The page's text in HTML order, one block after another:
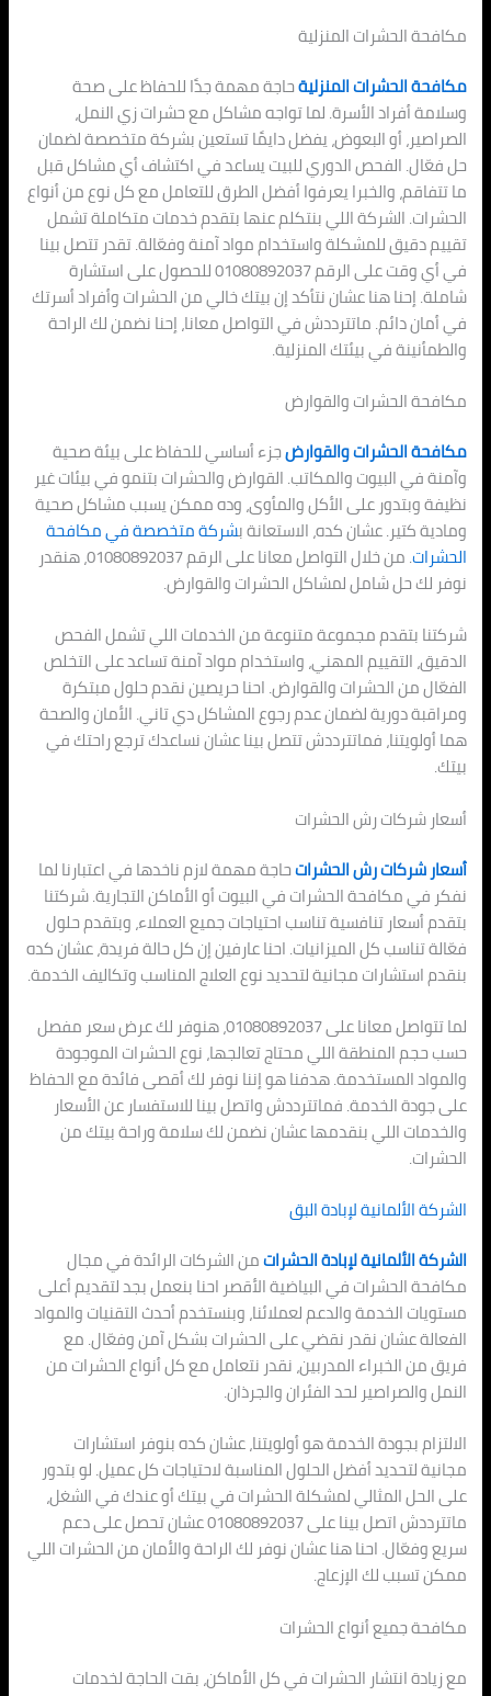
مكافحة الحشرات المنزلية
مكافحة الحشرات المنزليةحاجة مهمة جدًا للحفاظ على صحة
وسلامة أفراد الأسرة. لما تواجه مشاكل مع حشرات زي النمل،
الصراصير، أو البعوض، يفضل دايمًا تستعين بشركة متخصصة لضمان
حل فعّال. الفحص الدوري للبيت يساعد في اكتشاف أي مشاكل قبل
ما تتفاقم، والخبرا يعرفوا أفضل الطرق للتعامل مع كل نوع من أنواع
الحشرات. الشركة اللي بنتكلم عنها بتقدم خدمات متكاملة تشمل
تقييم دقيق للمشكلة واستخدام مواد آمنة وفعّالة. تقدر تتصل بينا
في أي وقت على الرقم 01080892037 للحصول على استشارة
شاملة. إحنا هنا عشان نتأكد إن بيتك خالي من الحشرات وأفراد أسرتك
في أمان دائم. ماتترددش في التواصل معانا، إحنا نضمن لك الراحة
والطمأنينة في بيئتك المنزلية.
مكافحة الحشرات والقوارض
مكافحة الحشرات والقوارضجزء أساسي للحفاظ على بيئة صحية
وآمنة في البيوت والمكاتب. القوارض والحشرات بتنمو في بيئات غير
نظيفة وبتدور على الأكل والمأوى، وده ممكن يسبب مشاكل صحية
ومادية كتير. عشان كده، الاستعانة بشركة متخصصة في مكافحة
الحشرات
. من خلال التواصل معانا على الرقم 01080892037، هنقدر
نوفر لك حل شامل لمشاكل الحشرات والقوارض.
شركتنا بتقدم مجموعة متنوعة من الخدمات اللي تشمل الفحص
الدقيق، التقييم المهني، واستخدام مواد آمنة تساعد على التخلص
الفعّال من الحشرات والقوارض. احنا حريصين نقدم حلول مبتكرة
ومراقبة دورية لضمان عدم رجوع المشاكل دي تاني. الأمان والصحة
هما أولويتنا، فماتترددش تتصل بينا عشان نساعدك ترجع راحتك في
بيتك.
أسعار شركات رش الحشرات
أسعار شركات رش الحشراتحاجة مهمة لازم ناخدها في اعتبارنا لما
نفكر في مكافحة الحشرات في البيوت أو الأماكن التجارية. شركتنا
بتقدم أسعار تنافسية تناسب احتياجات جميع العملاء، وبتقدم حلول
فعّالة تناسب كل الميزانيات. احنا عارفين إن كل حالة فريدة، عشان كده
بنقدم استشارات مجانية لتحديد نوع العلاج المناسب وتكاليف الخدمة.
لما تتواصل معانا على 01080892037، هنوفر لك عرض سعر مفصل
حسب حجم المنطقة اللي محتاج تعالجها، نوع الحشرات الموجودة
والمواد المستخدمة. هدفنا هو إننا نوفر لك أقصى فائدة مع الحفاظ
على جودة الخدمة. فماتترددش واتصل بينا للاستفسار عن الأسعار
والخدمات اللي بنقدمها عشان نضمن لك سلامة وراحة بيتك من
الحشرات.
الشركة الألمانية لإبادة البق
الشركة الألمانية لإبادة الحشراتمن الشركات الرائدة في مجال
مكافحة الحشرات في البياضية الأقصر احنا بنعمل بجد لتقديم أعلى
مستويات الخدمة والدعم لعملائنا، وبنستخدم أحدث التقنيات والمواد
الفعالة عشان نقدر نقضي على الحشرات بشكل آمن وفعّال. مع
فريق من الخبراء المدربين، نقدر نتعامل مع كل أنواع الحشرات من
النمل والصراصير لحد الفئران والجرذان.
الالتزام بجودة الخدمة هو أولويتنا، عشان كده بنوفر استشارات
مجانية لتحديد أفضل الحلول المناسبة لاحتياجات كل عميل. لو بتدور
على الحل المثالي لمشكلة الحشرات في بيتك أو عندك في الشغل،
ماتترددش اتصل بينا على 01080892037 عشان تحصل على دعم
سريع وفعّال. احنا هنا عشان نوفر لك الراحة والأمان من الحشرات اللي
ممكن تسبب لك الإزعاج.
مكافحة جميع أنواع الحشرات
مع زيادة انتشار الحشرات في كل الأماكن، بقت الحاجة لخدمات